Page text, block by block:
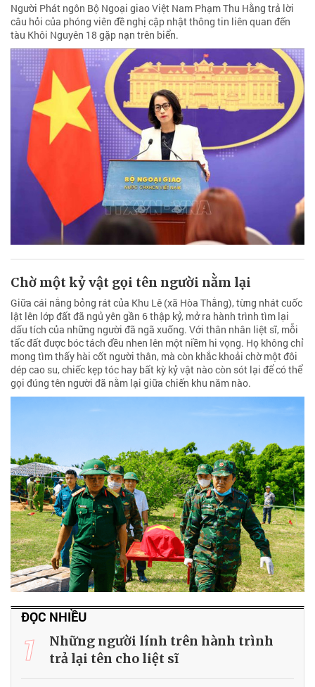
Người Phát ngôn Bộ Ngoại giao Việt Nam Phạm Thu Hằng trả lời
câu hỏi của phóng viên đề nghị cập nhật thông tin liên quan đến
tàu Khôi Nguyên 18 gặp nạn trên biển.
Chờ một kỷ vật gọi tên người nằm lại
Giữa cái nắng bỏng rát của Khu Lê (xã Hòa Thắng), từng nhát cuốc
lật lên lớp đất đã ngủ yên gần 6 thập kỷ, mở ra hành trình tìm lại
dấu tích của những người đã ngã xuống. Với thân nhân liệt sĩ, mỗi
tấc đất được bóc tách đều nhen lên một niềm hi vọng. Họ không chỉ
mong tìm thấy hài cốt người thân, mà còn khắc khoải chờ một đôi
dép cao su, chiếc kẹp tóc hay bất kỳ kỷ vật nào còn sót lại để có thể
gọi đúng tên người đã nằm lại giữa chiến khu năm nào.
ĐỌC NHIỀU
1
Những người lính trên hành trình
trả lại tên cho liệt sĩ